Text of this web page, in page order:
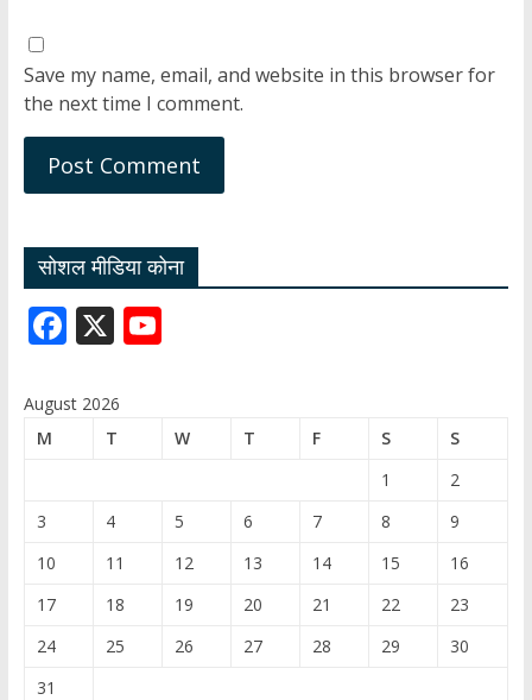
Save my name, email, and website in this browser for
the next time I comment.
सोशल मीडिया कोना
F
ac
e
X Y
T
b
e
C
h
a
August 2026
M
T W T F S
S
1
2
3
4 5 6 7 8
9
10
11 12 13 14 15
16
17
18 19 20 21 22
23
24
25 26 27 28 29
30
31